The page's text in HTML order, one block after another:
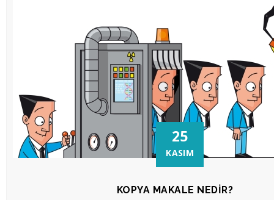
25
KASIM
KOPYA MAKALE NEDIR?